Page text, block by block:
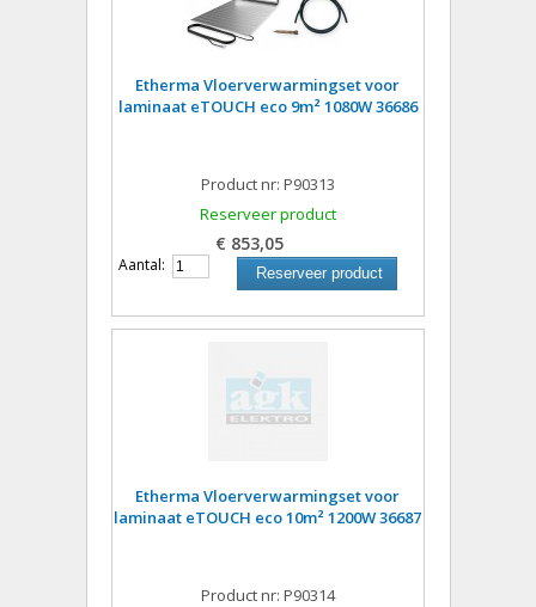
Etherma Vloerverwarmingset voor
laminaat eTOUCH eco 9m² 1080W 36686
Product nr: P90313
Reserveer product
€ 853,05
Aantal: Reserveer product
Etherma Vloerverwarmingset voor
laminaat eTOUCH eco 10m² 1200W 36687
Product nr: P90314